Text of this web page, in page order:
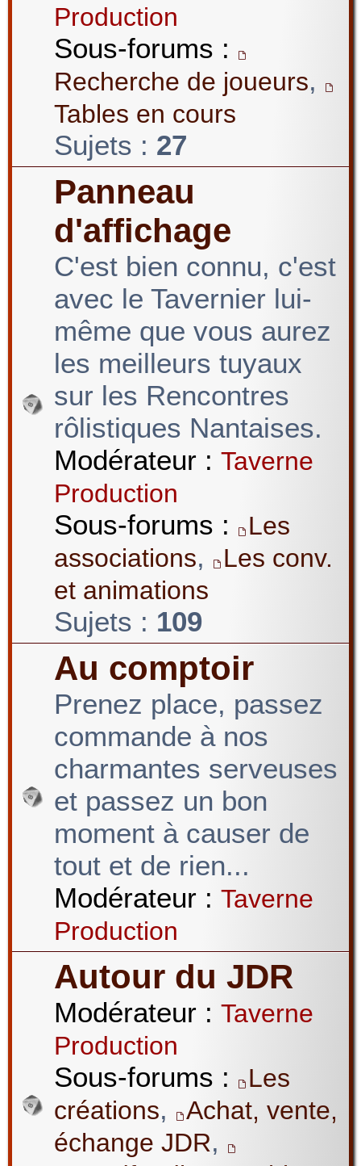
Production
Sous-forums :
Recherche de joueurs,
Tables en cours
Sujets : 27
Panneau
d'affichage
C'est bien connu, c'est
avec le Tavernier lui-
même que vous aurez
les meilleurs tuyaux
sur les Rencontres
rôlistiques Nantaises.
Modérateur : Taverne
Production
Sous-forums :
Les
associations,
Les conv.
et animations
Sujets : 109
Au comptoir
Prenez place, passez
commande à nos
charmantes serveuses
et passez un bon
moment à causer de
tout et de rien...
Modérateur : Taverne
Production
Autour du JDR
Modérateur : Taverne
Production
Sous-forums :
Les
créations,
Achat, vente,
échange JDR,